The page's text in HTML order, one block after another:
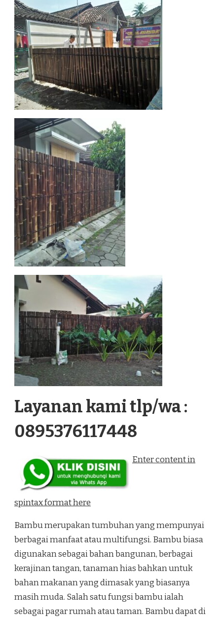
Layanan kami tlp/wa :
0895376117448
Enter content in
spintax format here
Bambu merupakan tumbuhan yang mempunyai
berbagai manfaat atau multifungsi. Bambu biasa
digunakan sebagai bahan bangunan, berbagai
kerajinan tangan, tanaman hias bahkan untuk
bahan makanan yang dimasak yang biasanya
masih muda. Salah satu fungsi bambu ialah
sebagai pagar rumah atau taman. Bambu dapat di